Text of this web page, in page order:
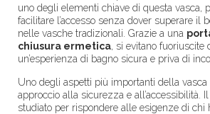
uno degli elementi chiave di questa vasca,
facilitare l’accesso senza dover superare il
nelle vasche tradizionali. Grazie a una
chiusura ermetica, si evitano fuoriuscite
un’esperienza di bagno sicura e priva di
Uno degli aspetti più importanti della vasca
approccio alla sicurezza e all’accessibilità.
studiato per rispondere alle esigenze di chi